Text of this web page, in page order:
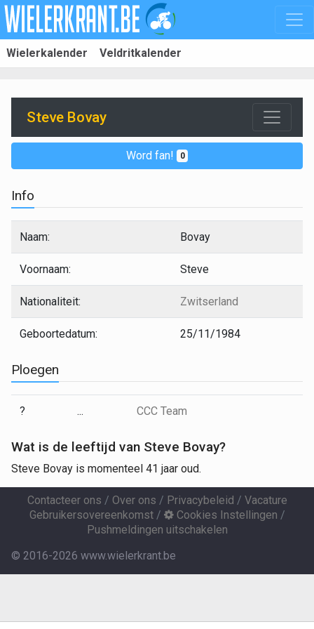
Wielerkalender Veldritkalender
Steve Bovay
Word fan! 0
Info
Naam: Bovay
Voornaam: Steve
Nationaliteit: Zwitserland
Geboortedatum: 25/11/1984
Ploegen
? ... CCC Team
Wat is de leeftijd van Steve Bovay?
Steve Bovay is momenteel 41 jaar oud.
Contacteer ons / Over ons / Privacybeleid / Vacature
Gebruikersovereenkomst/ Cookies Instellingen /
Pushmeldingen uitschakelen
© 2016-2026 www.wielerkrant.be